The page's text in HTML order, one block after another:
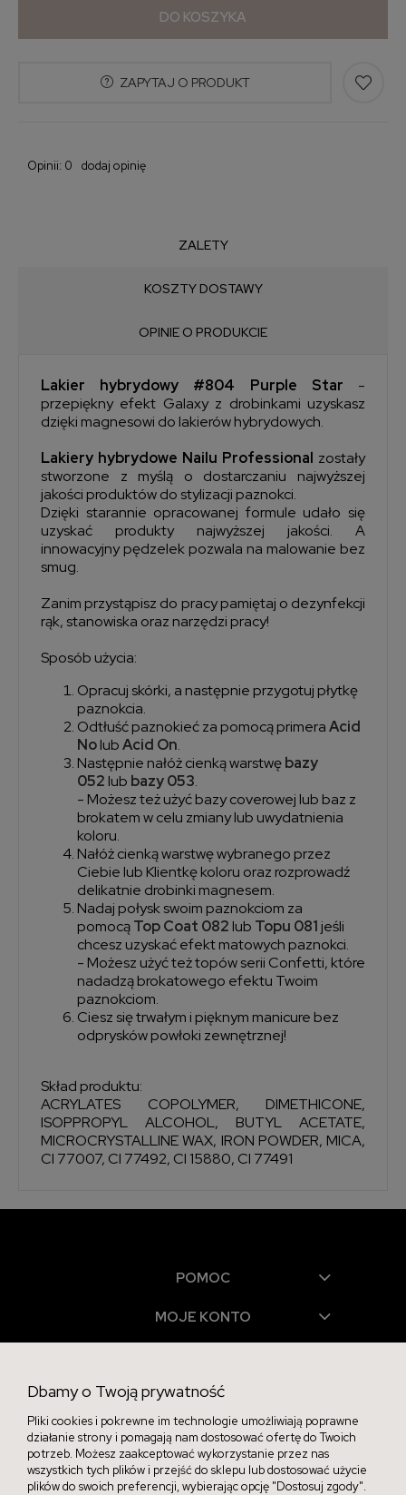
DO KOSZYKA
ZAPYTAJ O PRODUKT
Opinii: 0 dodaj opinię
ZALETY
KOSZTY DOSTAWY
OPINIE O PRODUKCIE
Lakier hybrydowy #804 Purple Star -
przepiękny efekt Galaxy z drobinkami uzyskasz
dzięki magnesowi do lakierów hybrydowych.
Lakiery hybrydowe Nailu Professional zostały
stworzone z myślą o dostarczaniu najwyższej
jakości produktów do stylizacji paznokci.
Dzięki starannie opracowanej formule udało się
uzyskać produkty najwyższej jakości. A
innowacyjny pędzelek pozwala na malowanie bez
smug.
Zanim przystąpisz do pracy pamiętaj o dezynfekcji
rąk, stanowiska oraz narzędzi pracy!
Sposób użycia:
Opracuj skórki, a następnie przygotuj płytkę
paznokcia.
Odtłuść paznokieć za pomocą primeraAcid
NolubAcid On.
Następnie nałóż cienką warstwębazy
052 lub bazy 053.
- Możesz też użyć bazy coverowej lub baz z
brokatem w celu zmiany lub uwydatnienia
koloru.
Nałóż cienką warstwę wybranego przez
Ciebie lub Klientkę koloru oraz rozprowadź
delikatnie drobinki magnesem.
Nadaj połysk swoim paznokciom za
pomocąTop Coat 082 lub Topu 081 jeśli
chcesz uzyskać efekt matowych paznokci.
- Możesz użyć też topów serii Confetti, które
nadadzą brokatowego efektu Twoim
paznokciom.
Ciesz się trwałym i pięknym manicure bez
odprysków powłoki zewnętrznej!
Skład produktu:
ACRYLATES COPOLYMER, DIMETHICONE,
ISOPPROPYL ALCOHOL, BUTYL ACETATE,
MICROCRYSTALLINE WAX, IRON POWDER, MICA,
CI 77007, CI 77492, CI 15880, CI 77491
POMOC
MOJE KONTO
INFORMACJE
O NAS
Dbamy o Twoją prywatność
Pliki cookies i pokrewne im technologie umożliwiają poprawne
działanie strony i pomagają nam dostosować ofertę do Twoich
potrzeb. Możesz zaakceptować wykorzystanie przez nas
wszystkich tych plików i przejść do sklepu lub dostosować użycie
plików do swoich preferencji, wybierając opcję "Dostosuj zgody".